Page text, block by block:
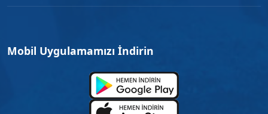
Mobil Uygulamamızı İndirin